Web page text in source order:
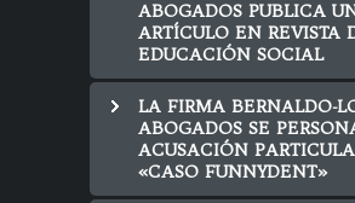
ABOGADOS PUBLICA
ARTÍCULO EN REVISTA
EDUCACIÓN SOCIAL
LA FIRMA BERNALDO-
ABOGADOS SE
ACUSACIÓN
«CASO FUNNYDENT»